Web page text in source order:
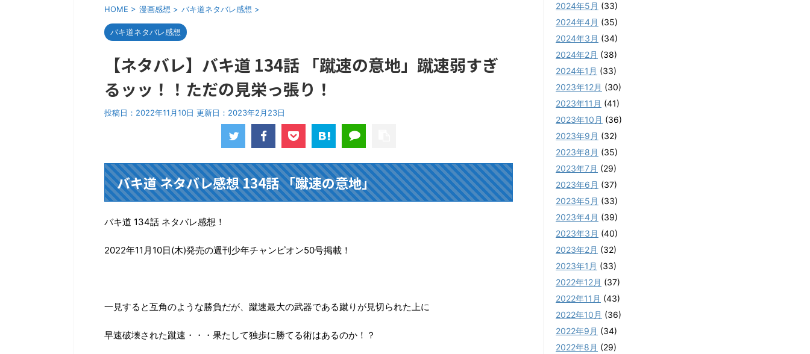
HOME > 漫画感想 > バキ道ネタバレ感想 >
バキ道ネタバレ感想
【ネタバレ】バキ道 134話 「蹴速の意地」蹴速弱すぎ
るッッ！！ただの見栄っ張り！
投稿日：2022年11月10日 更新日： 2023年2月23日
バキ道 ネタバレ感想 134話 「蹴速の意地」
バキ道 134話 ネタバレ感想！
2022年11月10日(木)発売の週刊少年チャンピオン50号掲載！
一見すると互角のような勝負だが、蹴速最大の武器である蹴りが見切られた上に
早速破壊された蹴速・・・果たして独歩に勝てる術はあるのか！？
2024年5月 (33)
2024年4月 (35)
2024年3月 (34)
2024年2月 (38)
2024年1月 (33)
2023年12月 (30)
2023年11月 (41)
2023年10月 (36)
2023年9月 (32)
2023年8月 (35)
2023年7月 (29)
2023年6月 (37)
2023年5月 (33)
2023年4月 (39)
2023年3月 (40)
2023年2月 (32)
2023年1月 (33)
2022年12月 (37)
2022年11月 (43)
2022年10月 (36)
2022年9月 (34)
2022年8月 (29)